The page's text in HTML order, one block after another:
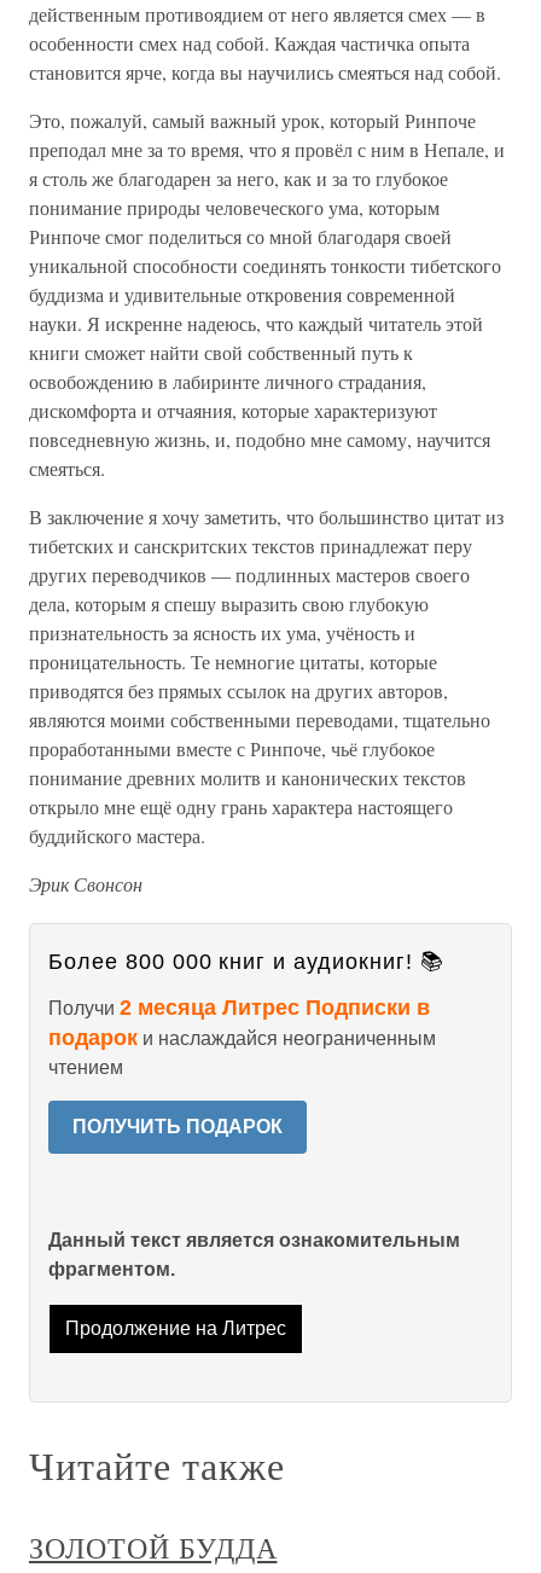
действенным противоядием от него является смех — в
особенности смех над собой. Каждая частичка опыта
становится ярче, когда вы научились смеяться над собой.
Это, пожалуй, самый важный урок, который Ринпоче
преподал мне за то время, что я провёл с ним в Непале, и
я столь же благодарен за него, как и за то глубокое
понимание природы человеческого ума, которым
Ринпоче смог поделиться со мной благодаря своей
уникальной способности соединять тонкости тибетского
буддизма и удивительные откровения современной
науки. Я искренне надеюсь, что каждый читатель этой
книги сможет найти свой собственный путь к
освобождению в лабиринте личного страдания,
дискомфорта и отчаяния, которые характеризуют
повседневную жизнь, и, подобно мне самому, научится
смеяться.
В заключение я хочу заметить, что большинство цитат из
тибетских и санскритских текстов принадлежат перу
других переводчиков — подлинных мастеров своего
дела, которым я спешу выразить свою глубокую
признательность за ясность их ума, учёность и
проницательность. Те немногие цитаты, которые
приводятся без прямых ссылок на других авторов,
являются моими собственными переводами, тщательно
проработанными вместе с Ринпоче, чьё глубокое
понимание древних молитв и канонических текстов
открыло мне ещё одну грань характера настоящего
буддийского мастера.
Эрик Свонсон
Более 800 000 книг и аудиокниг! 📚
Получи 2 месяца Литрес Подписки в
подарок и наслаждайся неограниченным
чтением
ПОЛУЧИТЬ ПОДАРОК
Данный текст является ознакомительным
фрагментом.
Продолжение на Литрес
Читайте также
ЗОЛОТОЙ БУДДА